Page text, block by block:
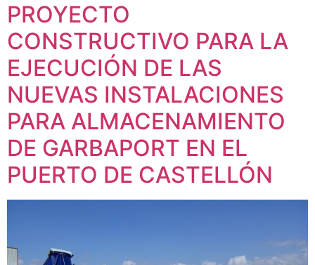
PROYECTO
CONSTRUCTIVO PARA LA
EJECUCIÓN DE LAS
NUEVAS INSTALACIONES
PARA ALMACENAMIENTO
DE GARBAPORT EN EL
PUERTO DE CASTELLÓN